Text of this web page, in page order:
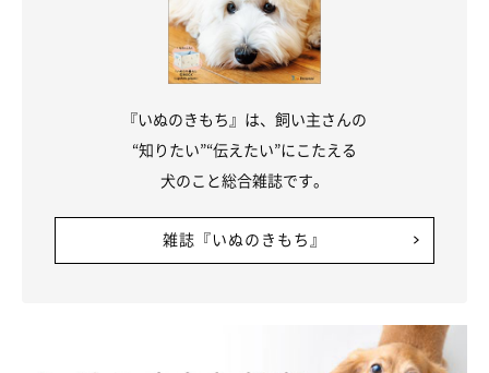
『いぬのきもち』は、飼い主さんの
“知りたい”“伝えたい”にこたえる
犬のこと総合雑誌です。
雑誌『いぬのきもち』